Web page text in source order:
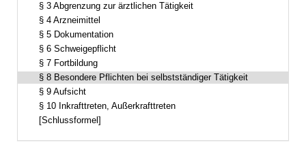
§ 3 Abgrenzung zur ärztlichen Tätigkeit
§ 4 Arzneimittel
§ 5 Dokumentation
§ 6 Schweigepflicht
§ 7 Fortbildung
§ 8 Besondere Pflichten bei selbstständiger Tätigkeit
§ 9 Aufsicht
§ 10 Inkrafttreten, Außerkrafttreten
[Schlussformel]